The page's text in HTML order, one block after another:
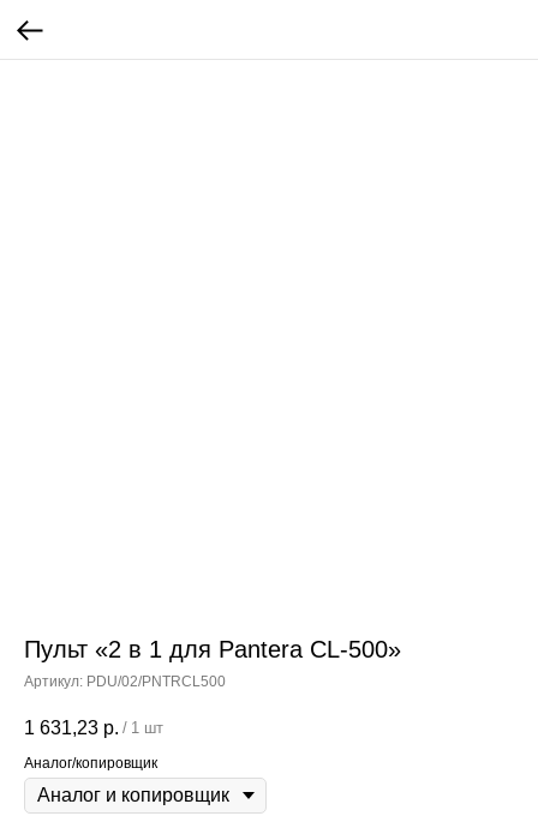
Пульт «2 в 1 для Pantera CL-500»
Артикул: PDU/02/PNTRCL500
1 631,23 р. / 1 шт
Аналог/копировщик